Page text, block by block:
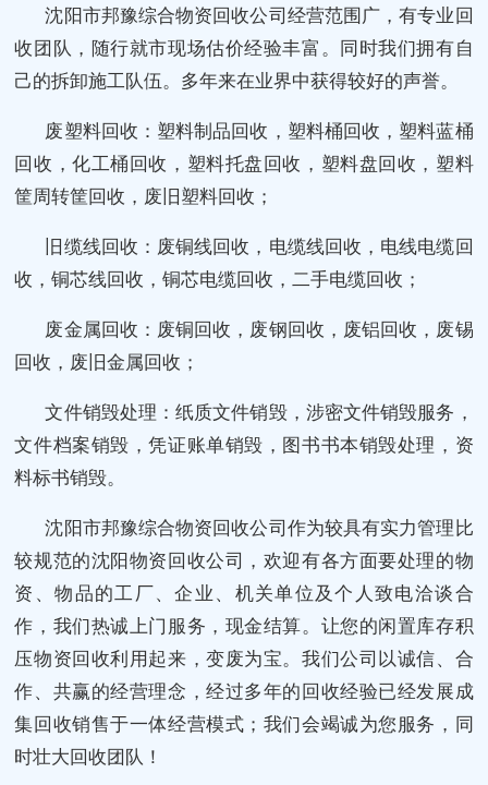
沈阳市邦豫综合物资回收公司经营范围广，有专业回
收团队，随行就市现场估价经验丰富。同时我们拥有自
己的拆卸施工队伍。多年来在业界中获得较好的声誉。
废塑料回收：塑料制品回收，塑料桶回收，塑料蓝桶
回收，化工桶回收，塑料托盘回收，塑料盘回收，塑料
筐周转筐回收，废旧塑料回收；
旧缆线回收：废铜线回收，电缆线回收，电线电缆回
收，铜芯线回收，铜芯电缆回收，二手电缆回收；
废金属回收：废铜回收，废钢回收，废铝回收，废锡
回收，废旧金属回收；
文件销毁处理：纸质文件销毁，涉密文件销毁服务，
文件档案销毁，凭证账单销毁，图书书本销毁处理，资
料标书销毁。
沈阳市邦豫综合物资回收公司作为较具有实力管理比
较规范的沈阳物资回收公司，欢迎有各方面要处理的物
资、物品的工厂、企业、机关单位及个人致电洽谈合
作，我们热诚上门服务，现金结算。让您的闲置库存积
压物资回收利用起来，变废为宝。我们公司以诚信、合
作、共赢的经营理念，经过多年的回收经验已经发展成
集回收销售于一体经营模式；我们会竭诚为您服务，同
时壮大回收团队！